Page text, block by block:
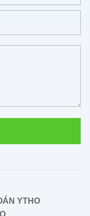
YTHO